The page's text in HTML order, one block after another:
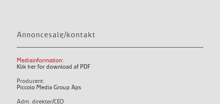
Annoncesalg/kontakt
Mediainformation:
Klik her for download af PDF
Producent:
Piccolo Media Group Aps
Adm. direktør/CEO